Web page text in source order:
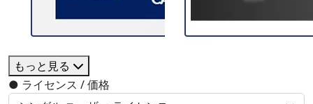
もっと見る
● ライセンス / 価格